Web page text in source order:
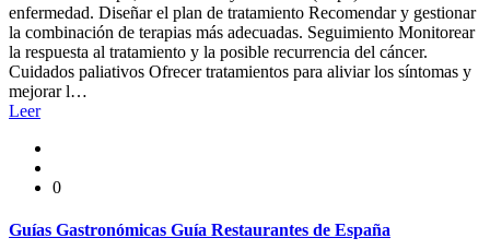
enfermedad. Diseñar el plan de tratamiento Recomendar y gestionar
la combinación de terapias más adecuadas. Seguimiento Monitorear
la respuesta al tratamiento y la posible recurrencia del cáncer.
Cuidados paliativos Ofrecer tratamientos para aliviar los síntomas y
mejorar l…
Leer
0
Guías Gastronómicas Guía Restaurantes de España